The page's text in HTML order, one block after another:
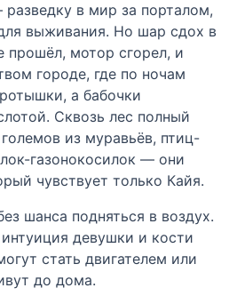
в мир за порталом,
выживания. Но шар сдох в
прошёл, мотор сгорел, и
городе, где по ночам
а бабочки
Сквозь лес полный
из муравьёв, птиц-
газонокосилок — они
чувствует только Кайя.
шанса подняться в воздух.
девушки и кости
стать двигателем или
до дома.